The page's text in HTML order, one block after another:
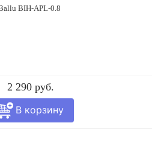
BIH-APL-0.8
2 290 руб.